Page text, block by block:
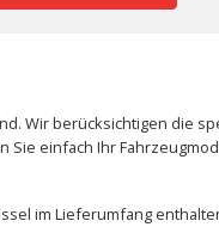
Wir berücksichtigen die
Sie einfach Ihr
im Lieferumfang